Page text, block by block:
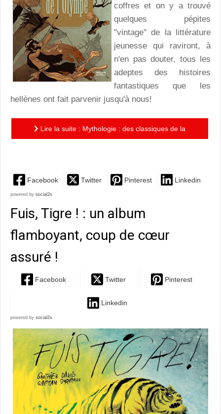
coffres et on y a trouvé
quelques pépites
"vintage" de la littérature
jeunesse qui raviront, à
n'en pas douter, tous les
adeptes des histoires
fantastiques que les
hellènes ont fait parvenir jusqu'à nous!
Lire la suite : Mythologie : des classiques de la
Facebook Twitter Pinterest Linkedin
powered by social2s
Fuis, Tigre ! : un album
flamboyant, coup de cœur
assuré !
Facebook Twitter Pinterest
Linkedin
powered by social2s